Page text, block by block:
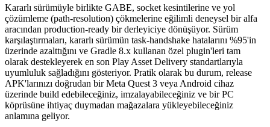
Kararlı sürümüyle birlikte GABE, socket kesintilerine ve yol
çözümleme (path-resolution) çökmelerine eğilimli deneysel bir alfa
aracından production-ready bir derleyiciye dönüşüyor. Sürüm
karşılaştırmaları, kararlı sürümün task-handshake hatalarını %95'in
üzerinde azalttığını ve Gradle 8.x kullanan özel plugin'leri tam
olarak destekleyerek en son Play Asset Delivery standartlarıyla
uyumluluk sağladığını gösteriyor. Pratik olarak bu durum, release
APK'larınızı doğrudan bir Meta Quest 3 veya Android cihaz
üzerinde build edebileceğiniz, imzalayabileceğiniz ve bir PC
köprüsüne ihtiyaç duymadan mağazalara yükleyebileceğiniz
anlamına geliyor.